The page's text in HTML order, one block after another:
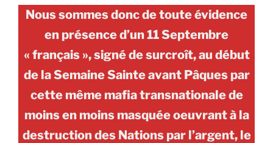
Nous sommes donc de toute évidence
en présence d’un 11 Septembre
« français », signé de surcroît, au début
de la Semaine Sainte avant Pâques par
cette même mafia transnationale de
moins en moins masquée oeuvrant à la
destruction des Nations par l’argent, le